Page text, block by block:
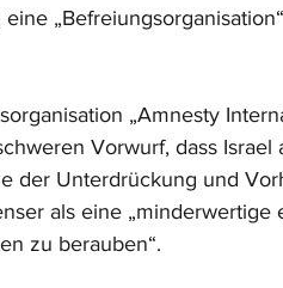
„Amnesty
Vorwurf, dass Israel
der Unterdrückung und
als eine
zu berauben“.